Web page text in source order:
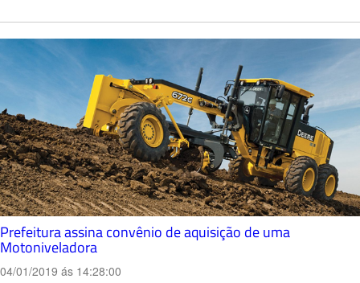
Prefeitura assina convênio de aquisição de uma
Motoniveladora
04/01/2019 ás 14:28:00